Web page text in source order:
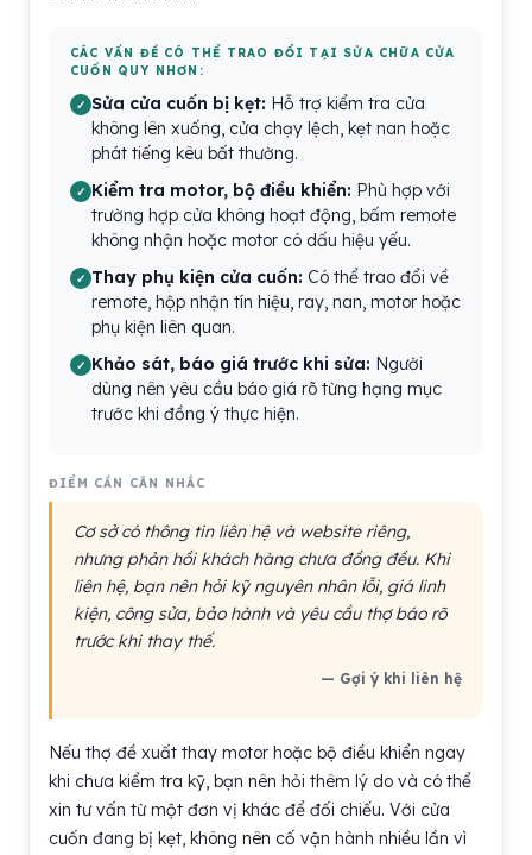
CÁC VẤN ĐỀ CÓ THỂ TRAO ĐỔI TẠI SỬA CHỮA CỬA
CUỐN QUY NHƠN:
Sửa cửa cuốn bị kẹt: Hỗ trợ kiểm tra cửa
không lên xuống, cửa chạy lệch, kẹt nan hoặc
phát tiếng kêu bất thường.
Kiểm tra motor, bộ điều khiển: Phù hợp với
trường hợp cửa không hoạt động, bấm remote
không nhận hoặc motor có dấu hiệu yếu.
Thay phụ kiện cửa cuốn: Có thể trao đổi về
remote, hộp nhận tín hiệu, ray, nan, motor hoặc
phụ kiện liên quan.
Khảo sát, báo giá trước khi sửa: Người
dùng nên yêu cầu báo giá rõ từng hạng mục
trước khi đồng ý thực hiện.
ĐIỂM CẦN CÂN NHẮC
Cơ sở có thông tin liên hệ và website riêng,
nhưng phản hồi khách hàng chưa đồng đều. Khi
liên hệ, bạn nên hỏi kỹ nguyên nhân lỗi, giá linh
kiện, công sửa, bảo hành và yêu cầu thợ báo rõ
trước khi thay thế.
— Gợi ý khi liên hệ
Nếu thợ đề xuất thay motor hoặc bộ điều khiển ngay
khi chưa kiểm tra kỹ, bạn nên hỏi thêm lý do và có thể
xin tư vấn từ một đơn vị khác để đối chiếu. Với cửa
cuốn đang bị kẹt, không nên cố vận hành nhiều lần vì